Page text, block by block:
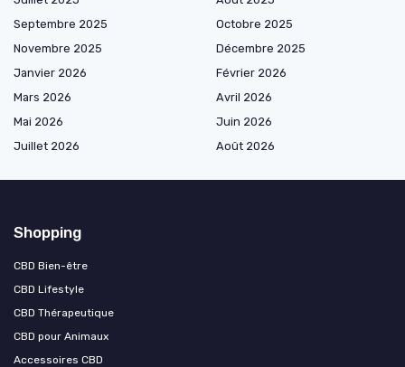
Septembre 2025
Octobre 2025
Novembre 2025
Décembre 2025
Janvier 2026
Février 2026
Mars 2026
Avril 2026
Mai 2026
Juin 2026
Juillet 2026
Août 2026
Shopping
CBD Bien-être
CBD Lifestyle
CBD Thérapeutique
CBD pour Animaux
Accessoires CBD